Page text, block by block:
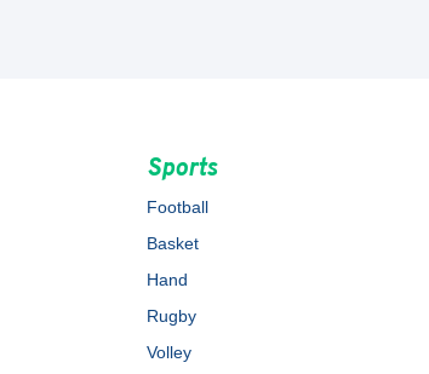
Sports
Football
Basket
Hand
Rugby
Volley